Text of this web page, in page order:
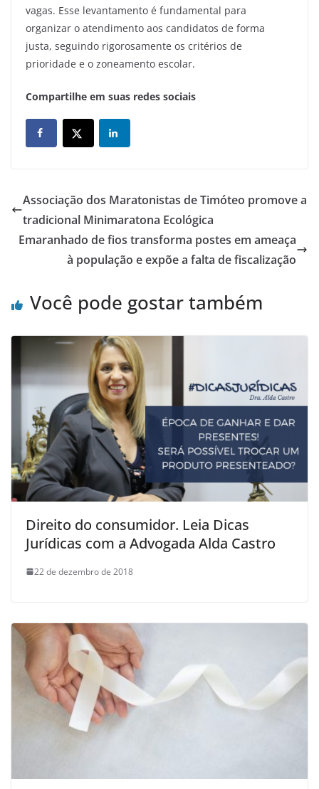
vagas. Esse levantamento é fundamental para
organizar o atendimento aos candidatos de forma
justa, seguindo rigorosamente os critérios de
prioridade e o zoneamento escolar.
Compartilhe em suas redes sociais
Associação dos Maratonistas de Timóteo promove a
tradicional Minimaratona Ecológica
Emaranhado de fios transforma postes em ameaça
à população e expõe a falta de fiscalização
Você pode gostar também
Direito do consumidor. Leia Dicas
Jurídicas com a Advogada Alda Castro
22 de dezembro de 2018